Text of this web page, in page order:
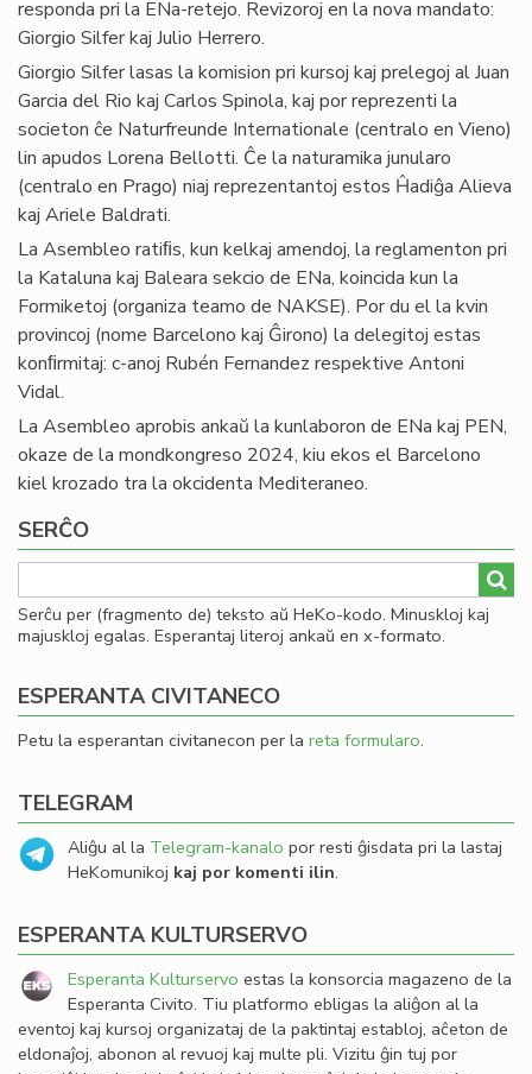
responda pri la ENa-retejo. Revizoroj en la nova mandato:
Giorgio Silfer kaj Julio Herrero.
Giorgio Silfer lasas la komision pri kursoj kaj prelegoj al Juan
Garcia del Rio kaj Carlos Spinola, kaj por reprezenti la
societon ĉe Naturfreunde Internationale (centralo en Vieno)
lin apudos Lorena Bellotti. Ĉe la naturamika junularo
(centralo en Prago) niaj reprezentantoj estos Ĥadiĝa Alieva
kaj Ariele Baldrati.
La Asembleo ratiﬁs, kun kelkaj amendoj, la reglamenton pri
la Kataluna kaj Baleara sekcio de ENa, koincida kun la
Formiketoj (organiza teamo de NAKSE). Por du el la kvin
provincoj (nome Barcelono kaj Ĝirono) la delegitoj estas
konﬁrmitaj: c-anoj Rubén Fernandez respektive Antoni
Vidal.
La Asembleo aprobis ankaŭ la kunlaboron de ENa kaj PEN,
okaze de la mondkongreso 2024, kiu ekos el Barcelono
kiel krozado tra la okcidenta Mediteraneo.
SERĈO
Serĉu per (fragmento de) teksto aŭ HeKo-kodo. Minuskloj kaj
majuskloj egalas. Esperantaj literoj ankaŭ en x-formato.
ESPERANTA CIVITANECO
Petu la esperantan civitanecon per la reta formularo.
TELEGRAM
Aliĝu al la Telegram-kanalo por resti ĝisdata pri la lastaj
HeKomunikoj kaj por komenti ilin.
ESPERANTA KULTURSERVO
Esperanta Kulturservo estas la konsorcia magazeno de la
Esperanta Civito. Tiu platformo ebligas la aliĝon al la
eventoj kaj kursoj organizataj de la paktintaj establoj, aĉeton de
eldonaĵoj, abonon al revuoj kaj multe pli. Vizitu ĝin tuj por